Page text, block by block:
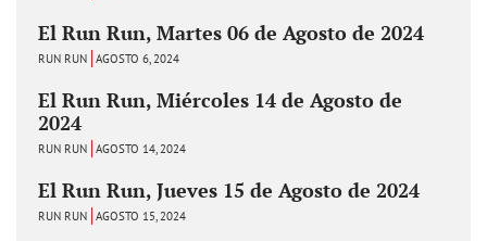
El Run Run, Martes 06 de Agosto de 2024
RUN RUN AGOSTO 6, 2024
El Run Run, Miércoles 14 de Agosto de
2024
RUN RUN AGOSTO 14, 2024
El Run Run, Jueves 15 de Agosto de 2024
RUN RUN AGOSTO 15, 2024